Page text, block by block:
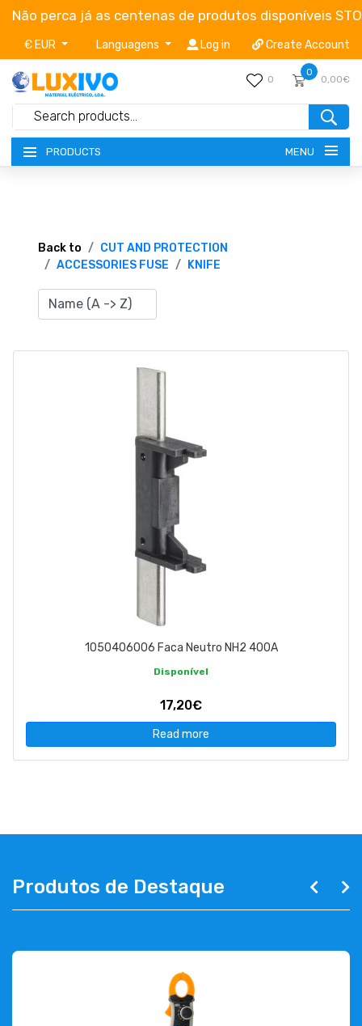
Não perca já as centenas de produtos disponíveis
€ EUR Languagens Log in Create Account
0
0
0,00€
PRODUCTS MENU
TERMS OF SERVICE
geral@luxivo.pt
Back to
CUT AND PROTECTION
ACCESSORIES FUSE
KNIFE
1050406006 Faca Neutro NH2 400A
Disponível
17,20€
Read more
Produtos de Destaque